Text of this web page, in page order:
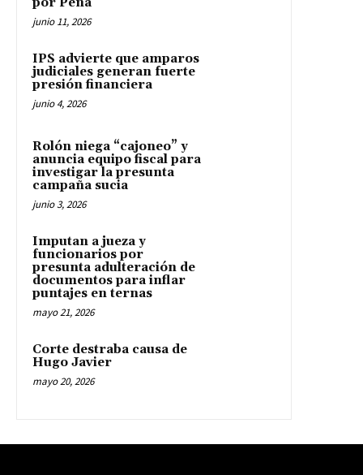
junio 11, 2026
IPS advierte que amparos
judiciales generan fuerte
presión financiera
junio 4, 2026
Rolón niega “cajoneo” y
anuncia equipo fiscal para
investigar la presunta
campaña sucia
junio 3, 2026
Imputan a jueza y
funcionarios por
presunta adulteración de
documentos para inflar
puntajes en ternas
mayo 21, 2026
Corte destraba causa de
Hugo Javier
mayo 20, 2026